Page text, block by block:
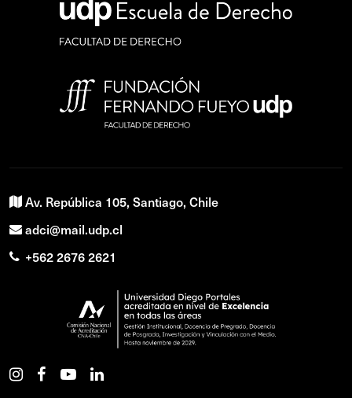
Av. República 105, Santiago, Chile
adci@mail.udp.cl
+562 2676 2621